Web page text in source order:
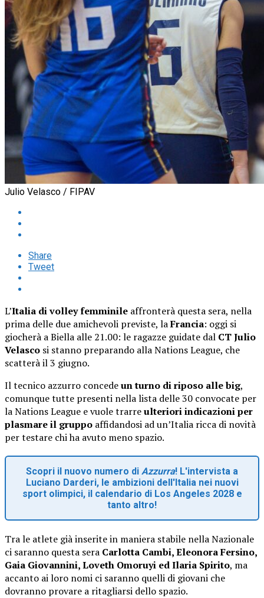
Julio Velasco / FIPAV
Share
Tweet
L’Italia di volley femminile affronterà questa sera, nella
prima delle due amichevoli previste, laFrancia: oggi si
giocherà a Biella alle 21.00: le ragazze guidate dal CT Julio
Velasco si stanno preparando alla Nations League, che
scatterà il 3 giugno.
Il tecnico azzurro concedeun turno di riposo alle big,
comunque tutte presenti nella lista delle 30 convocate per
la Nations League e vuole trarreulteriori indicazioni per
plasmare il gruppo affidandosi ad un’Italia ricca di novità
per testare chi ha avuto meno spazio.
Scopri il nuovo numero di Azzurra! L'intervista a
Luciano Darderi, le ambizioni dell'Italia nei nuovi
sport olimpici, il calendario di Los Angeles 2028 e
tanto altro!
Tra le atlete già inserite in maniera stabile nella Nazionale
ci saranno questa sera Carlotta Cambi, Eleonora Fersino,
Gaia Giovannini, Loveth Omoruyi ed Ilaria Spirito, ma
accanto ai loro nomi ci saranno quelli di giovani che
dovranno provare a ritagliarsi dello spazio.